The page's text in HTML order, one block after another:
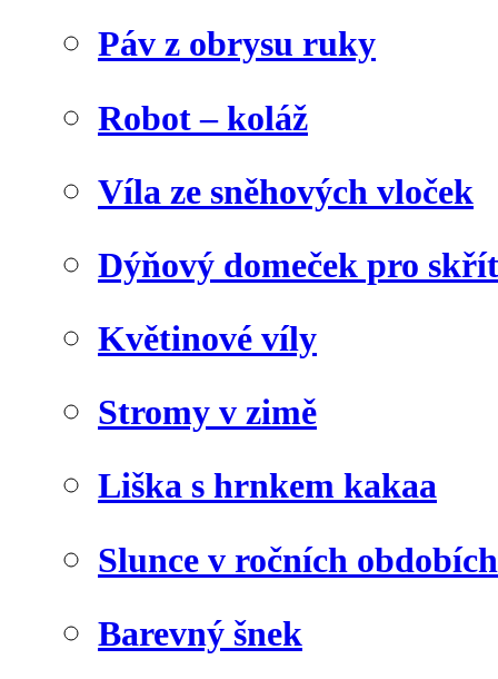
Páv z obrysu ruky
Robot – koláž
Víla ze sněhových vloček
Dýňový domeček pro
Květinové víly
Stromy v zimě
Liška s hrnkem kakaa
Slunce v ročních obdobích
Barevný šnek